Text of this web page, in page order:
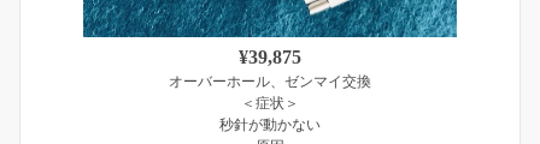
¥39,875
オーバーホール、ゼンマイ交換
＜症状＞
秒針が動かない